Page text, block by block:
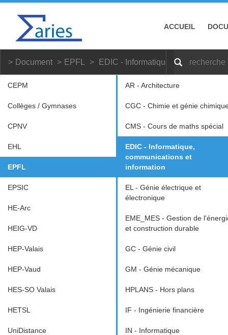
ACCUEIL
Document EPFL EDIC - Informatique,
CEPM
Collèges / Gymnases
CPNV
EHL
EPFL
EPSIC
HE-Arc
HEIG-VD
HEP-Valais
HEP-Vaud
HES-SO Valais
HETSL
UniDistance
AR - Architecture
CGC - Chimie et génie
CMS - Cours de maths spécial
EDIC - Informatique,
communications et
information
EL - Génie électrique et
électronique
EME_MES - Gestion de
et construction durable
GC - Génie civil
GM - Génie mécanique
HPLANS - Hors plans
IF - Ingénierie financière
IN - Informatique